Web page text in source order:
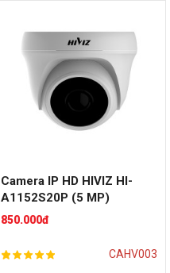
Camera IP HD HIVIZ HI-
A1152S20P (5 MP)
850.000đ
CAHV003